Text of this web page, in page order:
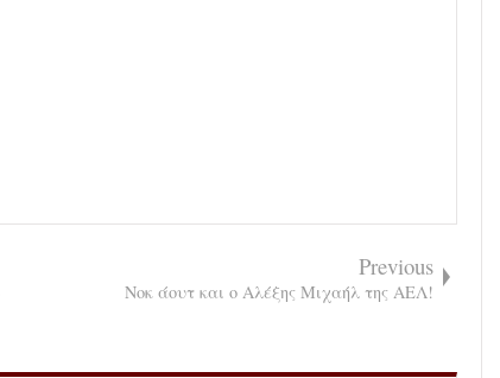
Previous
Νοκ άουτ και ο Αλέξης Μιχαήλ της ΑΕΛ!